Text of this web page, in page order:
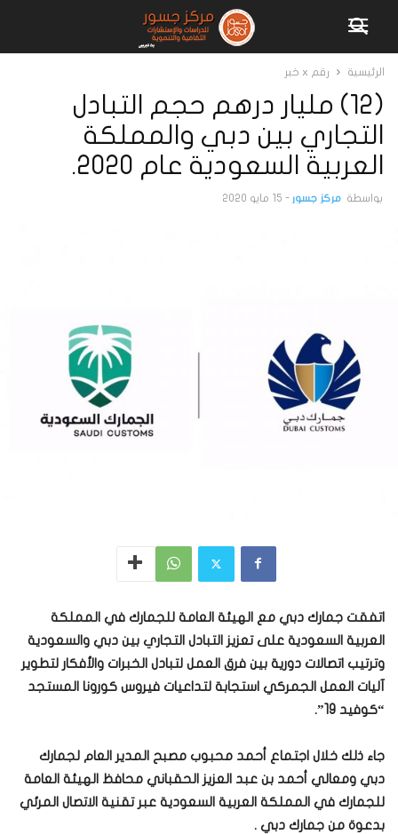
الرئيسية رقم x خبر
(12) مليار درهم حجم التبادل
التجاري بين دبي والمملكة
العربية السعودية عام 2020.
بواسطة مركز جسور - 15 مايو 2020
اتفقت جمارك دبي مع الهيئة العامة للجمارك في المملكة
العربية السعودية على تعزيز التبادل التجاري بين دبي والسعودية
وترتيب اتصالات دورية بين فرق العمل لتبادل الخبرات والأفكار لتطوير
آليات العمل الجمركي استجابة لتداعيات فيروس كورونا المستجد
“كوفيد 19”.
جاء ذلك خلال اجتماع أحمد محبوب مصبح المدير العام لجمارك
دبي ومعالي أحمد بن عبد العزيز الحقباني محافظ الهيئة العامة
للجمارك في المملكة العربية السعودية عبر تقنية الاتصال المرئي
بدعوة من جمارك دبي .